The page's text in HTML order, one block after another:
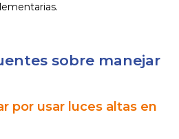
sobre manejar
por usar luces altas en